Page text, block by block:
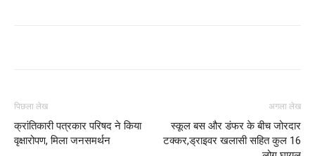
पिछला लेख
क्रांतिकारी पत्रकार परिषद ने किया
वृक्षारोपण, मिला जनसमर्थन
अगला लेख
स्कूल बस और डंफर के बीच जोरदार
टक्कर,ड्राइवर खलासी सहित कुल 16